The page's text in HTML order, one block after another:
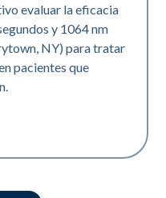
evaluar la eficacia
y 1064 nm
NY) para tratar
pacientes que